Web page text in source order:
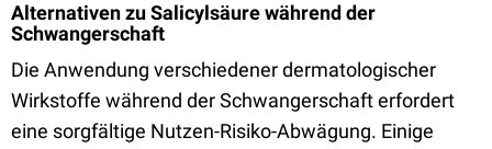
Alternativen zu Salicylsäure während der
Schwangerschaft
Die Anwendung verschiedener dermatologischer
Wirkstoffe während der Schwangerschaft erfordert
eine sorgfältige Nutzen-Risiko-Abwägung. Einige